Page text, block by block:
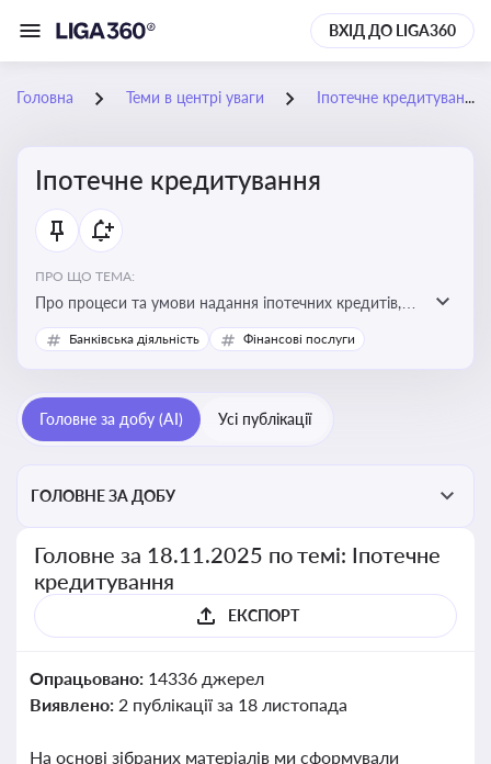
ВХІД ДО LIGA360
Головна Теми в центрі уваги Іпотечне кредитування
Іпотечне кредитування
ПРО ЩО ТЕМА:
Про процеси та умови надання іпотечних кредитів,
зміни у законодавстві та тенденції на ринку житла
Банківська діяльність Фінансові послуги
Головне за добу (AI) Усі публікації
ГОЛОВНЕ ЗА ДОБУ
Головне за 18.11.2025 по темі: Іпотечне
кредитування
ЕКСПОРТ
Опрацьовано: 14336 джерел
Виявлено: 2 публікації за 18 листопада
На основі зібраних матеріалів ми сформували